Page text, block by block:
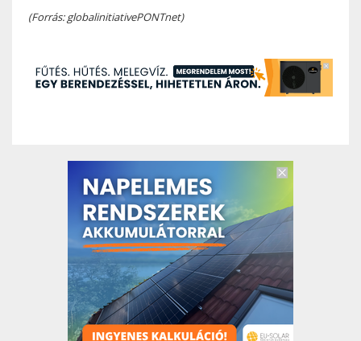
(Forrás: globalinitiativePONTnet)